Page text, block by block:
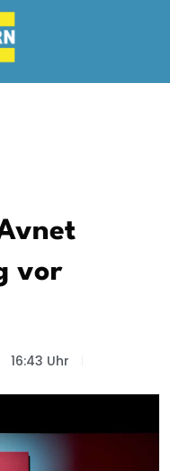
vor
16:43 Uhr